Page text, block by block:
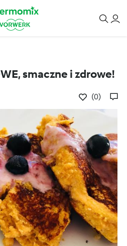
smaczne i zdrowe!
(0)